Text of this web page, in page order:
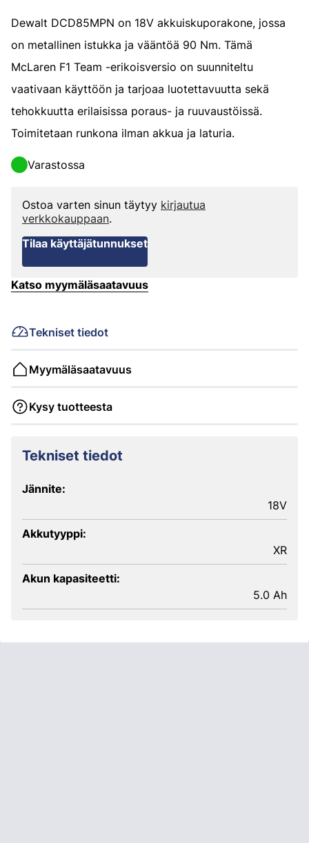
Dewalt DCD85MPN on 18V akkuiskuporakone, jossa
on metallinen istukka ja vääntöä 90 Nm. Tämä
McLaren F1 Team -erikoisversio on suunniteltu
vaativaan käyttöön ja tarjoaa luotettavuutta sekä
tehokkuutta erilaisissa poraus- ja ruuvaustöissä.
Toimitetaan runkona ilman akkua ja laturia.
Varastossa
Ostoa varten sinun täytyy kirjautua
verkkokauppaan.
Tilaa käyttäjätunnukset
Katso myymäläsaatavuus
Tekniset tiedot
Myymäläsaatavuus
Kysy tuotteesta
Tekniset tiedot
Jännite:
18V
Akkutyyppi:
XR
Akun kapasiteetti:
5.0 Ah